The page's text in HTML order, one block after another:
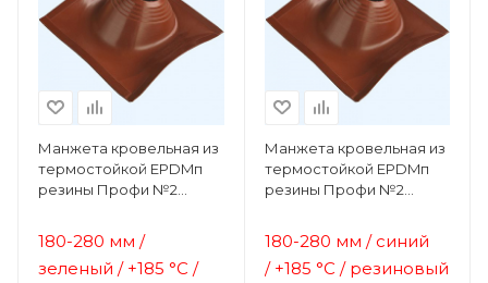
Манжета кровельная из
термостойкой EPDMп
резины Профи №2
180-280 мм /
зеленый / +185 °C /
Манжета кровельная из
термостойкой EPDMп
резины Профи №2
180-280 мм / синий
/ +185 °C / резиновый